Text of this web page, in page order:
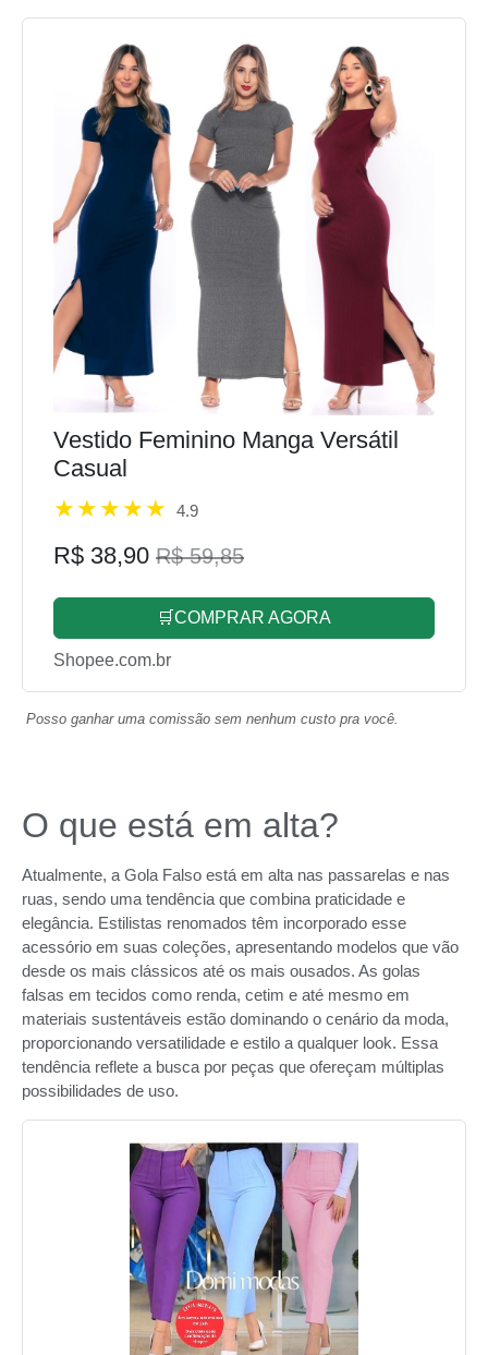
Vestido Feminino Manga Versátil
Casual
4.9
R$ 38,90 R$ 59,85
🛒COMPRAR AGORA
Shopee.com.br
Posso ganhar uma comissão sem nenhum custo pra você.
O que está em alta?
Atualmente, a Gola Falso está em alta nas passarelas e nas
ruas, sendo uma tendência que combina praticidade e
elegância. Estilistas renomados têm incorporado esse
acessório em suas coleções, apresentando modelos que vão
desde os mais clássicos até os mais ousados. As golas
falsas em tecidos como renda, cetim e até mesmo em
materiais sustentáveis estão dominando o cenário da moda,
proporcionando versatilidade e estilo a qualquer look. Essa
tendência reflete a busca por peças que ofereçam múltiplas
possibilidades de uso.